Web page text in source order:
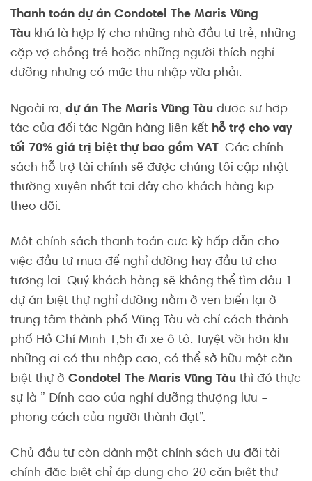
Thanh toán dự án Condotel The Maris Vũng
Tàu khá là hợp lý cho những nhà đầu tư trẻ, những
cặp vợ chồng trẻ hoặc những người thích nghỉ
dưỡng nhưng có mức thu nhập vừa phải.
Ngoài ra, dự án The Maris Vũng Tàu được sự hợp
tác của đối tác Ngân hàng liên kết hỗ trợ cho vay
tối 70% giá trị biệt thự bao gồm VAT. Các chính
sách hỗ trợ tài chính sẽ được chúng tôi cập nhật
thường xuyên nhất tại đây cho khách hàng kịp
theo dõi.
Một chính sách thanh toán cực kỳ hấp dẫn cho
việc đầu tư mua để nghỉ dưỡng hay đầu tư cho
tương lai. Quý khách hàng sẽ không thể tìm đâu 1
dự án biệt thự nghỉ dưỡng nằm ở ven biển lại ở
trung tâm thành phố Vũng Tàu và chỉ cách thành
phố Hồ Chí Minh 1,5h đi xe ô tô. Tuyệt vời hơn khi
những ai có thu nhập cao, có thể sở hữu một căn
biệt thự ở Condotel The Maris Vũng Tàu thì đó thực
sự là ” Đỉnh cao của nghỉ dưỡng thượng lưu –
phong cách của người thành đạt”.
Chủ đầu tư còn dành một chính sách ưu đãi tài
chính đặc biệt chỉ áp dụng cho 20 căn biệt thự